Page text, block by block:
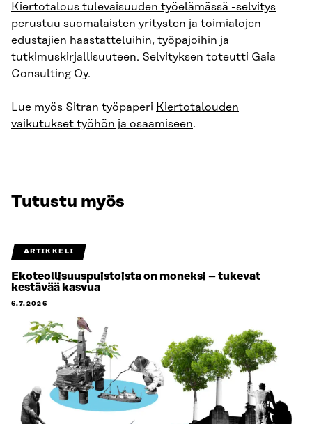
Kiertotalous tulevaisuuden työelämässä -selvitys
perustuu suomalaisten yritysten ja toimialojen
edustajien haastatteluihin, työpajoihin ja
tutkimuskirjallisuuteen. Selvityksen toteutti Gaia
Consulting Oy.
Lue myös Sitran työpaperi Kiertotalouden
vaikutukset työhön ja osaamiseen.
Tutustu myös
ARTIKKELI
Ekoteollisuuspuistoista on moneksi – tukevat
kestävää kasvua
6.7.2026